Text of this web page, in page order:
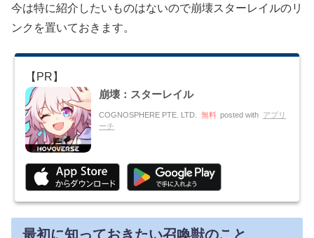
今は特に紹介したいものはないので崩壊スターレイルのリ
ンクを置いておきます。
崩壊：スターレイル
COGNOSPHERE PTE. LTD. 無料 posted with アプリ
ーチ
最初に知っておきたい召喚獣のこと